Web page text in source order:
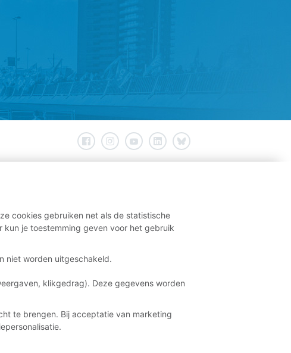
cookies gebruiken net als de statistische
je toestemming geven voor het gebruik
niet worden uitgeschakeld.
klikgedrag). Deze gegevens worden
te brengen. Bij acceptatie van marketing